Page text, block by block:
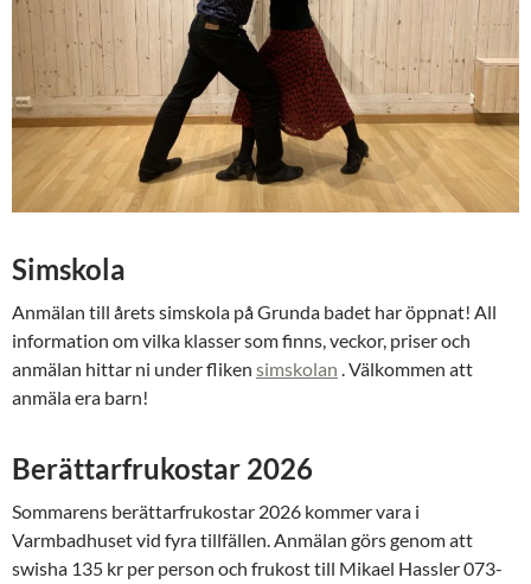
Simskola
Anmälan till årets simskola på Grunda badet har öppnat! All
information om vilka klasser som finns, veckor, priser och
anmälan hittar ni under fliken simskolan . Välkommen att
anmäla era barn!
Berättarfrukostar 2026
Sommarens berättarfrukostar 2026 kommer vara i
Varmbadhuset vid fyra tillfällen. Anmälan görs genom att
swisha 135 kr per person och frukost till Mikael Hassler 073-